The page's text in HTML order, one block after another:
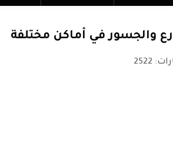
والجسور في أماكن مختلفة
2522